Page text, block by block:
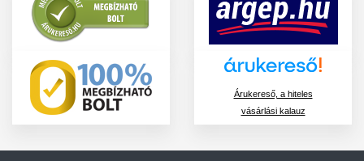
Árukereső, a hiteles
vásárlási kalauz